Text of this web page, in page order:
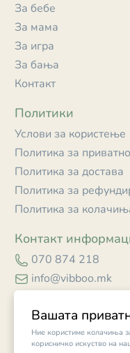
Вашата
Ние користиме колачиња
корисничко искуство на
За бебе
За мама
За игра
За бања
Контакт
Политики
Услови за користење
Политика за
Политика за достава
Политика за
Политика за
Контакт
070 874 218
info@vibboo.mk